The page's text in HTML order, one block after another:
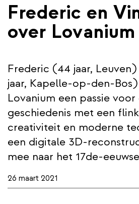
Frederic en
over Lovanium
Frederic (44 jaar,
jaar, Kapelle-op-den-
Lovanium een passie
geschiedenis met een
creativiteit en moderne
een digitale 3D-
mee naar het 17de-
26 maart 2021